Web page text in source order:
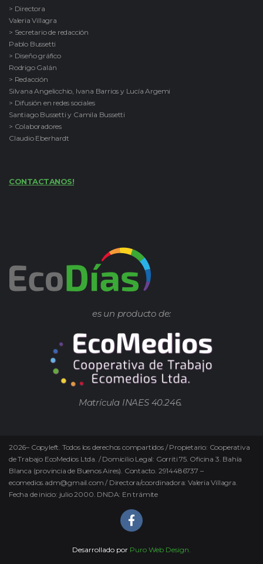
> Directora
Valeria Villagra
> Secretario de redacción
Pablo Bussetti
> Diseño gráfico
Rodrigo Galán
> Redacción
Silvana Angelicchio, Ivana Barrios y Lucía Argemi
> Difusión en redes sociales
Santiago Bussetti y Camila Bussetti
> Colaboradores
Claudio Eberhardt
CONTACTANOS!
es un producto de:
Matrícula INAES 40.246.
2026– Copyleft. Todos los derechos compartidos / Propietario: Cooperativa
de Trabajo EcoMedios Ltda. / Domicilio Legal: Gorriti 75. Oficina 3. Bahía
Blanca (provincia de Buenos Aires). Contacto. 2914486737 –
ecomedios.adm@gmail.com / Directora/coordinadora: Valeria Villagra.
Fecha de inicio: julio 2000. DNDA: En trámite
Desarrollado por Puro Web Design.